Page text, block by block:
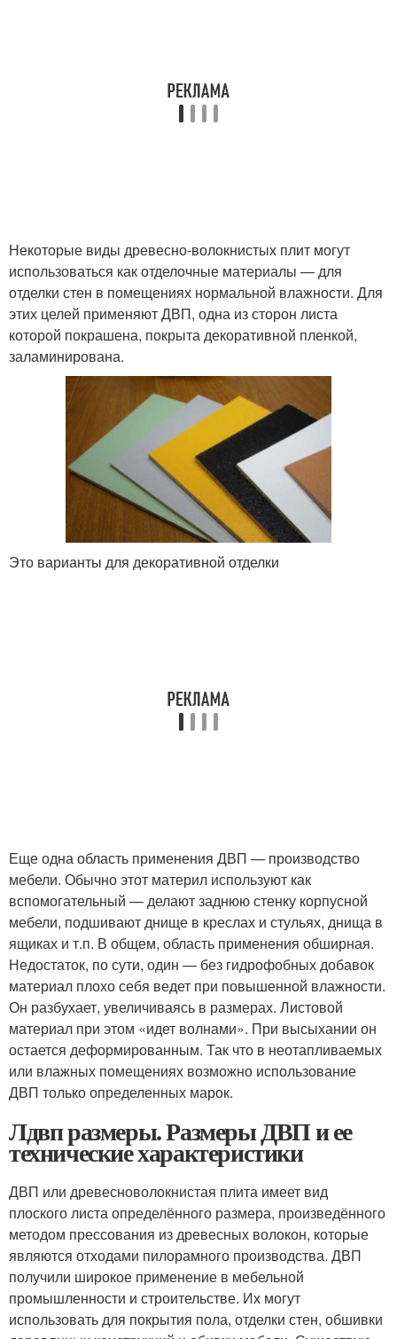
Некоторые виды древесно-волокнистых плит могут
использоваться как отделочные материалы — для
отделки стен в помещениях нормальной влажности. Для
этих целей применяют ДВП, одна из сторон листа
которой покрашена, покрыта декоративной пленкой,
заламинирована.
Это варианты для декоративной отделки
Еще одна область применения ДВП — производство
мебели. Обычно этот материл используют как
вспомогательный — делают заднюю стенку корпусной
мебели, подшивают днище в креслах и стульях, днища в
ящиках и т.п. В общем, область применения обширная.
Недостаток, по сути, один — без гидрофобных добавок
материал плохо себя ведет при повышенной влажности.
Он разбухает, увеличиваясь в размерах. Листовой
материал при этом «идет волнами». При высыхании он
остается деформированным. Так что в неотапливаемых
или влажных помещениях возможно использование
ДВП только определенных марок.
Лдвп размеры. Размеры ДВП и ее
технические характеристики
ДВП или древесноволокнистая плита имеет вид
плоского листа определённого размера, произведённого
методом прессования из древесных волокон, которые
являются отходами пилорамного производства. ДВП
получили широкое применение в мебельной
промышленности и строительстве. Их могут
использовать для покрытия пола, отделки стен, обшивки